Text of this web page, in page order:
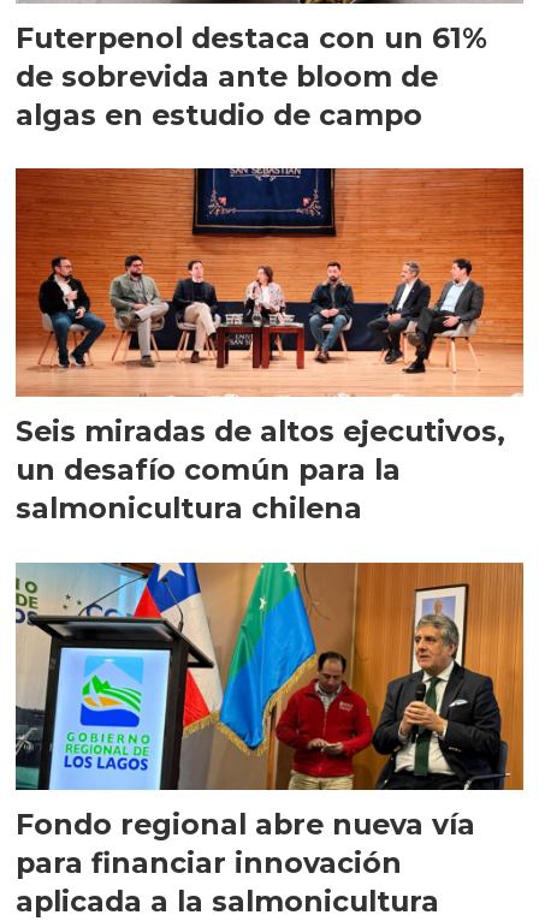
Futerpenol destaca con un 61%
de sobrevida ante bloom de
algas en estudio de campo
Seis miradas de altos ejecutivos,
un desafío común para la
salmonicultura chilena
Fondo regional abre nueva vía
para financiar innovación
aplicada a la salmonicultura